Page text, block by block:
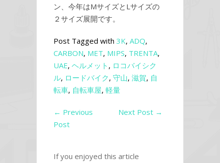
ン、今年はMサイズとLサイズの
２サイズ展開です。
Post Tagged with 3K, ADQ,
CARBON, MET, MIPS, TRENTA,
UAE, ヘルメット , ロコバイシク
ル, ロードバイク, 守山, 滋賀, 自
転車, 自転車屋, 軽量
← Previous
Post
Next Post →
If you enjoyed this article